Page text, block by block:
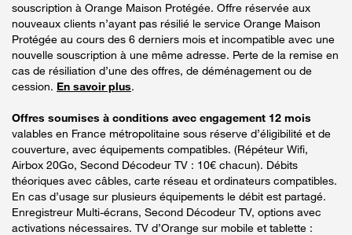
souscription à Orange Maison Protégée. Offre réservée aux
nouveaux clients n’ayant pas résilié le service Orange Maison
Protégée au cours des 6 derniers mois et incompatible avec une
nouvelle souscription à une même adresse. Perte de la remise en
cas de résiliation d’une des offres, de déménagement ou de
cession. En savoir plus.
Offres soumises à conditions avec engagement 12 mois
valables en France métropolitaine sous réserve d’éligibilité et de
couverture, avec équipements compatibles. (Répéteur Wifi,
Airbox 20Go, Second Décodeur TV : 10€ chacun). Débits
théoriques avec câbles, carte réseau et ordinateurs compatibles.
En cas d’usage sur plusieurs équipements le débit est partagé.
Enregistreur Multi-écrans, Second Décodeur TV, options avec
activations nécessaires. TV d’Orange sur mobile et tablette :